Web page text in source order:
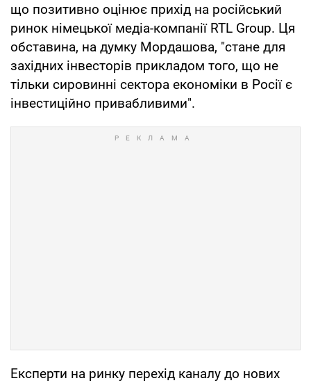
що позитивно оцінює прихід на російський
ринок німецької медіа-компанії RTL Group. Ця
обставина, на думку Мордашова, "стане для
західних інвесторів прикладом того, що не
тільки сировинні сектора економіки в Росії є
інвестиційно привабливими".
Експерти на ринку перехід каналу до нових